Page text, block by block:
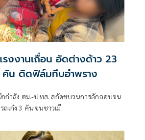
งงานเถื่อน อัดต่างด้าว 23
คัน ติดฟิล์มทึบอำพราง
กำลัง ตม.-ปทส. สกัดขบวนการลักลอบขน
ถเก๋ง 3 คัน ขนชาวเมี